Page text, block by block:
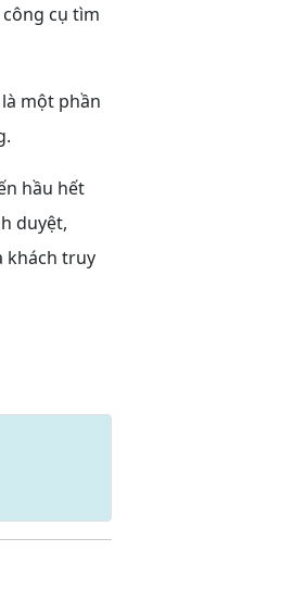
cụ tìm
một phần
hầu hết
duyệt,
khách truy